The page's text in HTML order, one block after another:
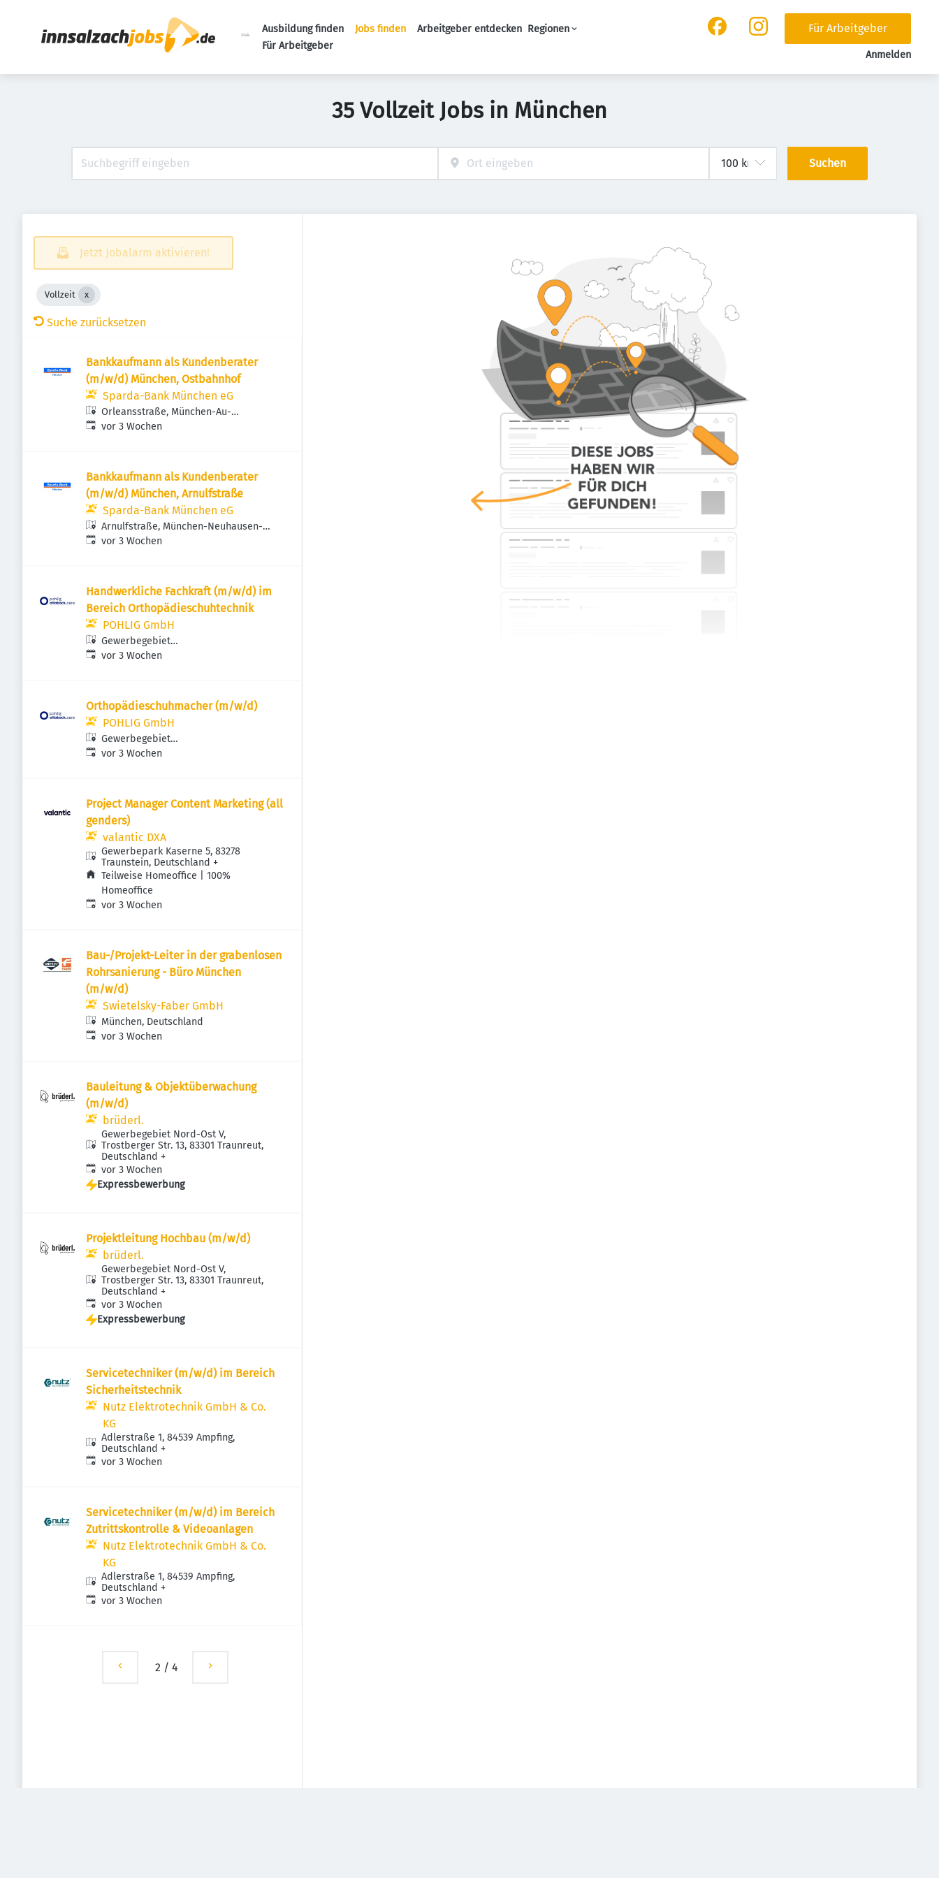
Ausbildung finden Jobs finden Arbeitgeber entdecken Regionen
Für Arbeitgeber
Für Arbeitgeber
Anmelden
35 Vollzeit Jobs in München
Suchen
Jetzt Jobalarm aktivieren!
Vollzeit
Suche zurücksetzen
Bankkaufmann als Kundenberater
(m/w/d) München, Ostbahnhof
Sparda-Bank München eG
Orleansstraße, München-Au-
Haidhausen, Deutschland
Veröffentlicht:
vor 3 Wochen
Bankkaufmann als Kundenberater
(m/w/d) München, Arnulfstraße
Sparda-Bank München eG
Arnulfstraße, München-Neuhausen-
Nymphenburg, Deutschland
Veröffentlicht:
vor 3 Wochen
Handwerkliche Fachkraft (m/w/d) im
Bereich Orthopädieschuhtechnik
POHLIG GmbH
Gewerbegebiet
Perlach/Bayerwaldstraße,
Veröffentlicht:
vor 3 Wochen
Orthopädieschuhmacher (m/w/d)
POHLIG GmbH
Gewerbegebiet
Perlach/Bayerwaldstraße,
Veröffentlicht:
vor 3 Wochen
Project Manager Content Marketing (all
genders)
valantic DXA
Gewerbepark Kaserne 5, 83278
Traunstein, Deutschland +
Teilweise Homeoffice | 100%
Homeoffice
Veröffentlicht:
vor 3 Wochen
Bau-/Projekt-Leiter in der grabenlosen
Rohrsanierung - Büro München
(m/w/d)
Swietelsky-Faber GmbH
München, Deutschland
Veröffentlicht:
vor 3 Wochen
Bauleitung & Objektüberwachung
(m/w/d)
brüderl.
Gewerbegebiet Nord-Ost V,
Trostberger Str. 13, 83301 Traunreut,
Deutschland +
Veröffentlicht:
vor 3 Wochen
Expressbewerbung
Projektleitung Hochbau (m/w/d)
brüderl.
Gewerbegebiet Nord-Ost V,
Trostberger Str. 13, 83301 Traunreut,
Deutschland +
Veröffentlicht:
vor 3 Wochen
Expressbewerbung
Servicetechniker (m/w/d) im Bereich
Sicherheitstechnik
Nutz Elektrotechnik GmbH & Co.
KG
Adlerstraße 1, 84539 Ampfing,
Deutschland +
Veröffentlicht:
vor 3 Wochen
Servicetechniker (m/w/d) im Bereich
Zutrittskontrolle & Videoanlagen
Nutz Elektrotechnik GmbH & Co.
KG
Adlerstraße 1, 84539 Ampfing,
Deutschland +
Veröffentlicht:
vor 3 Wochen
2 / 4